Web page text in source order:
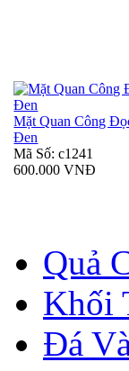
Mặt Quan Công
Đen
Mã Số: c1241
600.000 VNĐ
Quả
Khối
Đá